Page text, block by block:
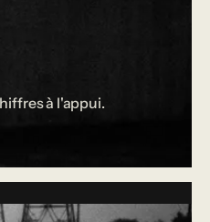
à l'appui.